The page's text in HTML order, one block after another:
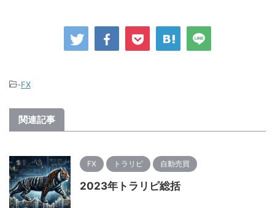
-FX
関連記事
FX トラリピ 自動売買
2023年トラリピ総括